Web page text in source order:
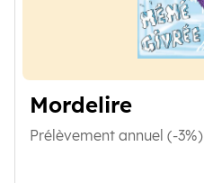
Mordelire
Prélèvement annuel (-3%)